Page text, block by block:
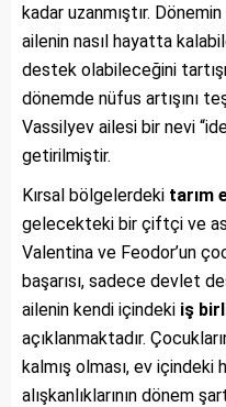
kadar uzanmıştır.
ailenin nasıl hayatta
destek olabileceğini
dönemde nüfus artışını
Vassilyev ailesi bir nevi
getirilmiştir.
Kırsal bölgelerdeki tarım
gelecekteki bir çiftçi ve
Valentina ve Feodor’un
başarısı, sadece devlet
ailenin kendi içindeki iş
açıklanmaktadır.
kalmış olması, ev içindeki
alışkanlıklarının dönem